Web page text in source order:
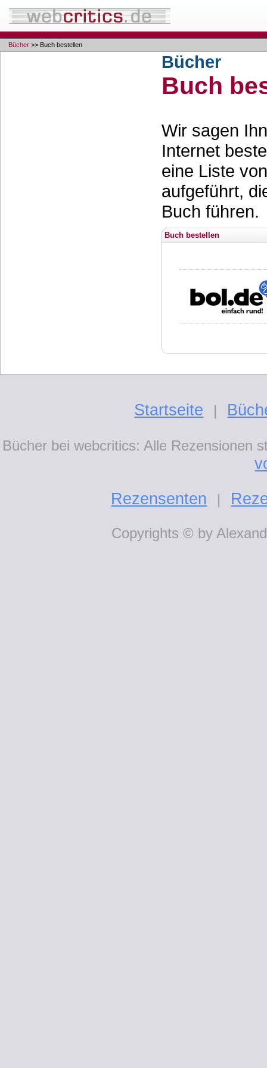
Bücher >> Buch bestellen
Bücher
Buch
Wir sagen
Internet
eine Liste
aufgeführt,
Buch führen.
Buch bestellen
Startseite |
Bücher bei webcritics: Alle Rezensionen
Rezensenten
|
Copyrights © by